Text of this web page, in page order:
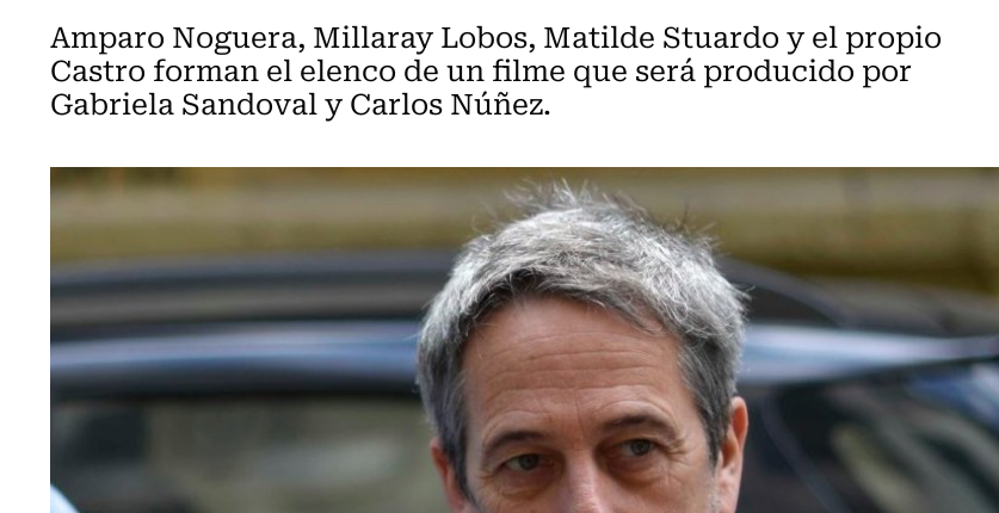
Amparo Noguera, Millaray Lobos, Matilde Stuardo y el propio
Castro forman el elenco de un filme que será producido por
Gabriela Sandoval y Carlos Núñez.